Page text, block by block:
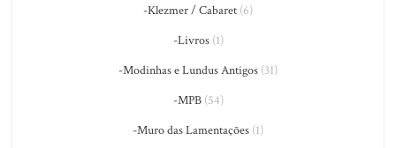
-Klezmer / Cabaret (6)
-Livros(1)
-Modinhas e Lundus Antigos (31)
-MPB(54)
-Muro das Lamentações (1)